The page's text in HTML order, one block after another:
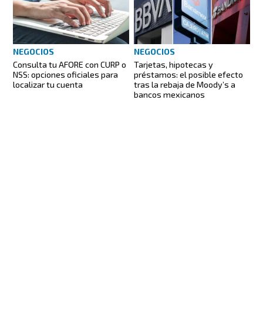
NEGOCIOS
Consulta tu AFORE con CURP o
NSS: opciones oficiales para
localizar tu cuenta
NEGOCIOS
Tarjetas, hipotecas y
préstamos: el posible efecto
tras la rebaja de Moody’s a
bancos mexicanos